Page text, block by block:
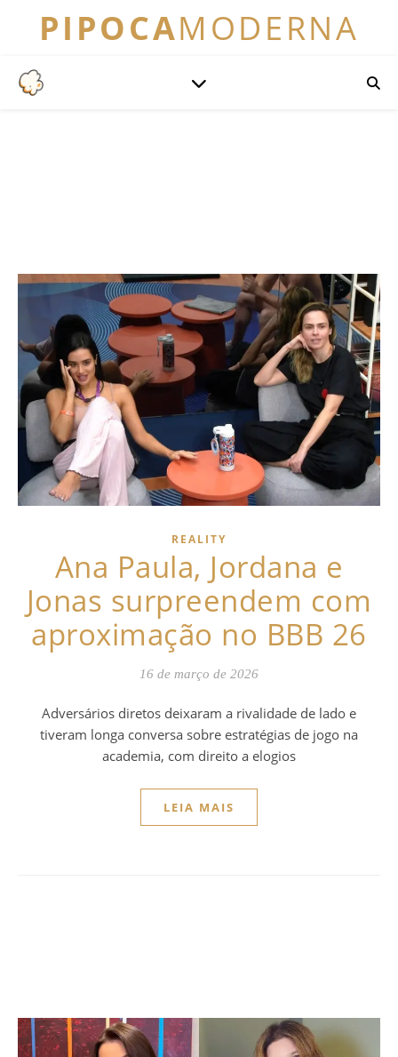
PIPOCAMODERNA
REALITY
Ana Paula, Jordana e
Jonas surpreendem com
aproximação no BBB 26
16 de março de 2026
Adversários diretos deixaram a rivalidade de lado e
tiveram longa conversa sobre estratégias de jogo na
academia, com direito a elogios
LEIA MAIS